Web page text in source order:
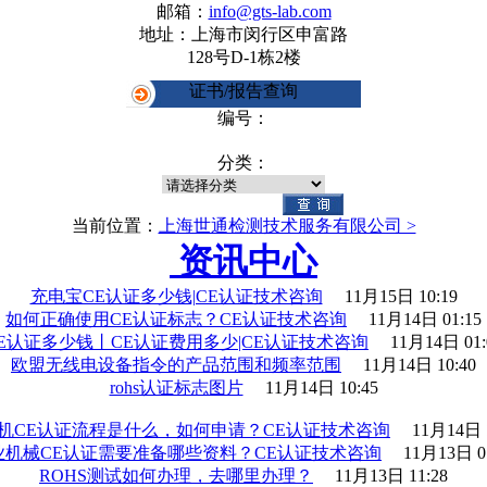
邮箱： info@gts-lab.com
地址：上海市闵行区申富路
128号D-1栋2楼
证书/报告查询
编号：
分类：
当前位置： 上海世通检测技术服务有限公司 >
资讯中心
充电宝CE认证多少钱|CE认证技术咨询
11月15日 10:19
如何正确使用CE认证标志？CE认证技术咨询
11月14日 01:15
认证多少钱丨CE认证费用多少|CE认证技术咨询
11月14日
欧盟无线电设备指令的产品范围和频率范围
11月14日 10:40
rohs认证标志图片
11月14日 10:45
CE认证流程是什么，如何申请？CE认证技术咨询
11月14日
机械CE认证需要准备哪些资料？CE认证技术咨询
11月13日
ROHS测试如何办理，去哪里办理？
11月13日 11:28